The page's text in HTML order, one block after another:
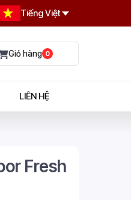
Tiếng Việt
0
LIÊN HỆ
Fresh